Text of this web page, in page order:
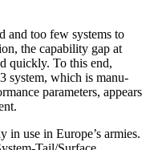
and too few systems to
the capability gap at
quickly. To this end,
system, which is manu­­
parameters, appears
in use in Europe’s armies.